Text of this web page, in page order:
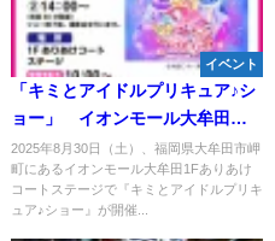
イベント
「キミとアイドルプリキュア♪シ
ョー」 イオンモール大牟田で8
月30日開催！
2025年8月30日（土）、福岡県大牟田市岬
町にあるイオンモール大牟田1Fありあけ
コートステージで『キミとアイドルプリキ
ュア♪ショー』が開催...